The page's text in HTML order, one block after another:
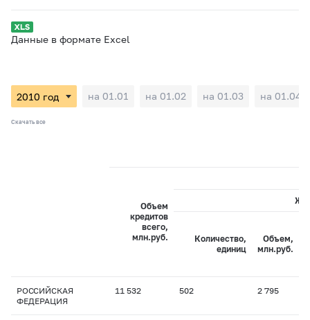
Данные в формате Excel
на 01.01 на 01.02 на 01.03 на 01.04
Скачать все
Объем
кредитов
всего,
млн.руб.
Количество,
единиц
Объем,
млн.руб.
РОССИЙСКАЯ
ФЕДЕРАЦИЯ
11 532 502 2 795